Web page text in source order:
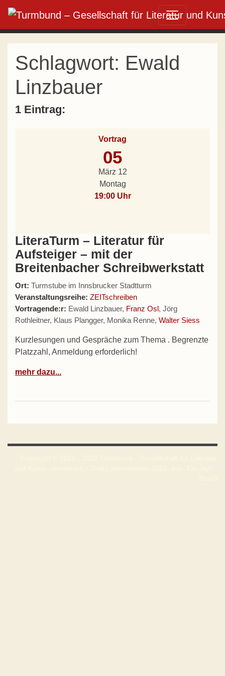
Hauptnavigation
Schlagwort: Ewald
Linzbauer
1 Eintrag:
Vortrag
05
März 12
Montag
19:00 Uhr
LiteraTurm – Literatur für
Aufsteiger – mit der
Breitenbacher Schreibwerkstatt
Ort: Turmstube im Innsbrucker Stadtturm
Veranstaltungsreihe: ZEITschreiben
Vortragende:r: Ewald Linzbauer, Franz Osl, Jörg
Rothleitner, Klaus Plangger, Monika Renne, Walter Siess
Kurzlesungen und Gespräche zum Thema . Begrenzte
Platzzahl, Anmeldung erforderlich!
mehr dazu...